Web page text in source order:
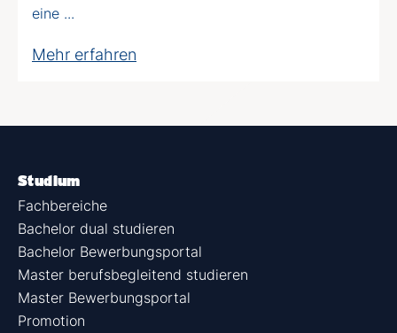
eine ...
Mehr erfahren
Studium
Fachbereiche
Bachelor dual studieren
Bachelor Bewerbungsportal
Master berufsbegleitend studieren
Master Bewerbungsportal
Promotion